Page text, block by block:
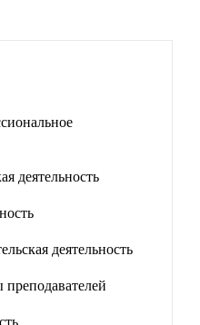
деятельность
деятельность